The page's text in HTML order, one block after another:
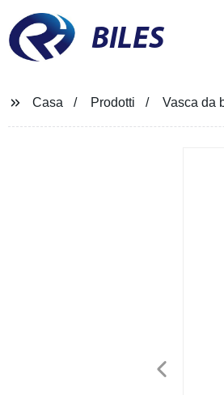
BILES
Casa Prodotti Vasca da